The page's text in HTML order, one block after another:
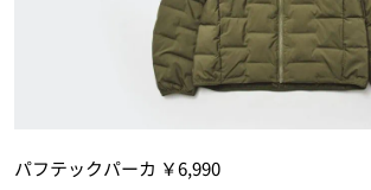
パフテックパーカ ￥6,990